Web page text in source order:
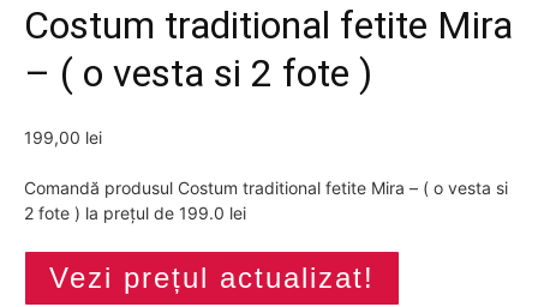
Costum traditional fetite Mira
– ( o vesta si 2 fote )
199,00 lei
Comandă produsul Costum traditional fetite Mira – ( o vesta si
2 fote ) la prețul de 199.0 lei
Vezi prețul actualizat!